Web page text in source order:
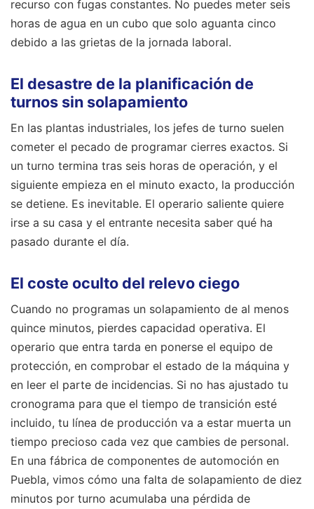
recurso con fugas constantes. No puedes meter seis
horas de agua en un cubo que solo aguanta cinco
debido a las grietas de la jornada laboral.
El desastre de la planificación de
turnos sin solapamiento
En las plantas industriales, los jefes de turno suelen
cometer el pecado de programar cierres exactos. Si
un turno termina tras seis horas de operación, y el
siguiente empieza en el minuto exacto, la producción
se detiene. Es inevitable. El operario saliente quiere
irse a su casa y el entrante necesita saber qué ha
pasado durante el día.
El coste oculto del relevo ciego
Cuando no programas un solapamiento de al menos
quince minutos, pierdes capacidad operativa. El
operario que entra tarda en ponerse el equipo de
protección, en comprobar el estado de la máquina y
en leer el parte de incidencias. Si no has ajustado tu
cronograma para que el tiempo de transición esté
incluido, tu línea de producción va a estar muerta un
tiempo precioso cada vez que cambies de personal.
En una fábrica de componentes de automoción en
Puebla, vimos cómo una falta de solapamiento de diez
minutos por turno acumulaba una pérdida de